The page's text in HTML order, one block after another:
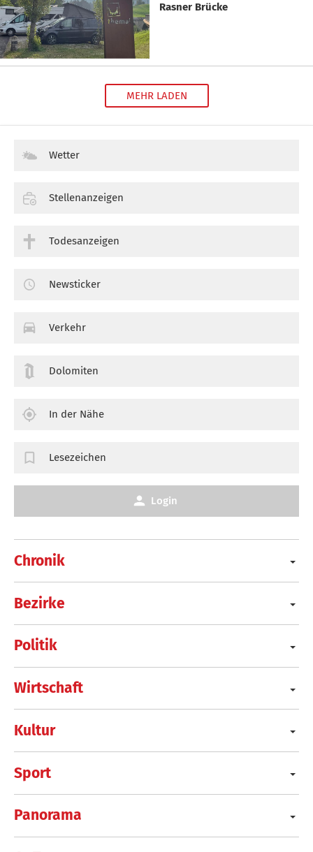
Rasner Brücke
MEHR LADEN
Chronik
Bezirke
Politik
Wirtschaft
Kultur
Sport
Panorama
Wetter
Stellenanzeigen
Todesanzeigen
Newsticker
Verkehr
Dolomiten
In der Nähe
Lesezeichen
Login